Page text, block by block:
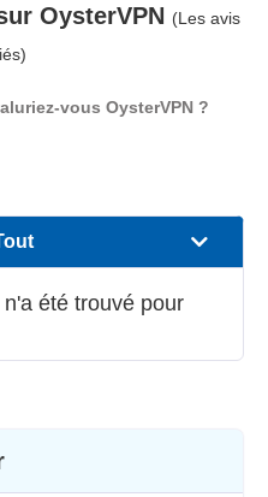
OysterVPN (Les avis
vous OysterVPN ?
été trouvé pour